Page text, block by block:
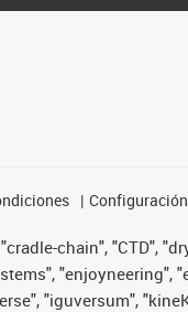
chain", "CTD",
"enjoyneering",
"iguversum",